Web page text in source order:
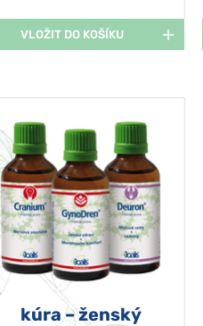
VLOŽIT DO KOŠÍKU
kúra – ženský